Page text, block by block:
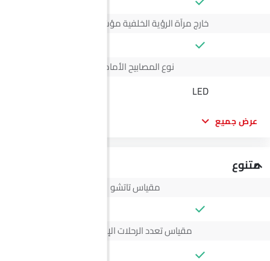
خارج مرآة الرؤية الخلفية مؤشر الانعطاف
نوع المصابيح الأمامية
LED
عرض جميع
متنوع
مقياس تاتشو
مقياس تعدد الرحلات الإلكتروني